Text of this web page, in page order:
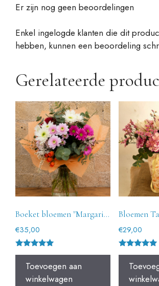
Er zijn nog geen beoordelingen
Enkel ingelogde klanten die dit
hebben, kunnen een beoordeling
Gerelateerde
Boeket bloemen "Margarida
€35,00
Gewaardeer
5.00Toevoegen aan
winkelwagen
Bloemen
€29,00
Gewaardeer
5.00